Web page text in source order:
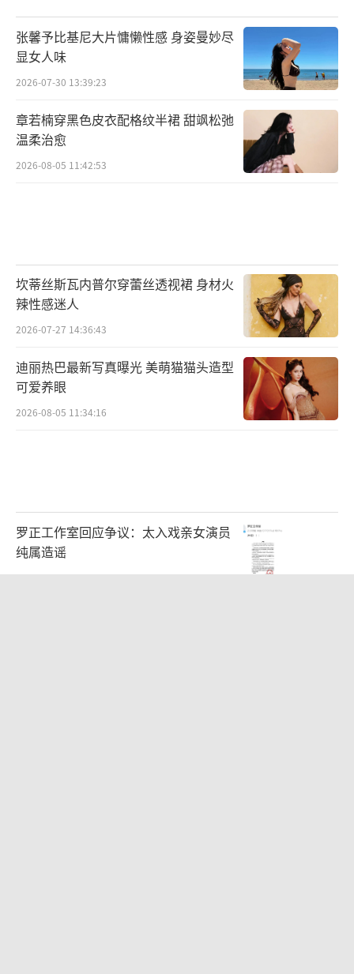
张馨予比基尼大片慵懒性感 身姿曼妙尽
显女人味
2026-07-30 13:39:23
章若楠穿黑色皮衣配格纹半裙 甜飒松弛
温柔治愈
2026-08-05 11:42:53
坎蒂丝斯瓦内普尔穿蕾丝透视裙 身材火
辣性感迷人
2026-07-27 14:36:43
迪丽热巴最新写真曝光 美萌猫猫头造型
可爱养眼
2026-08-05 11:34:16
罗正工作室回应争议：太入戏亲女演员
纯属造谣
2026-08-05 11:54:32